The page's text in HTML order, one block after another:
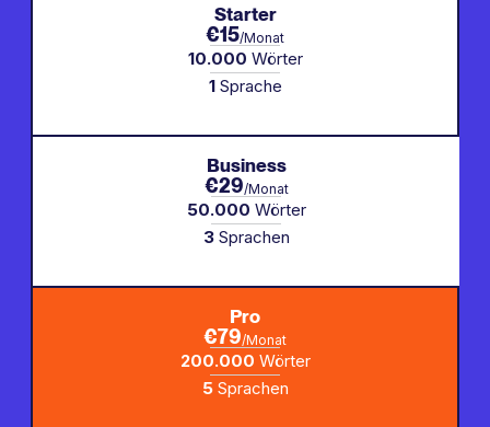
Starter
€15/Monat
10.000 Wörter
1Sprache
Business
€29/Monat
50.000 Wörter
3Sprachen
Pro
€79/Monat
200.000 Wörter
5Sprachen